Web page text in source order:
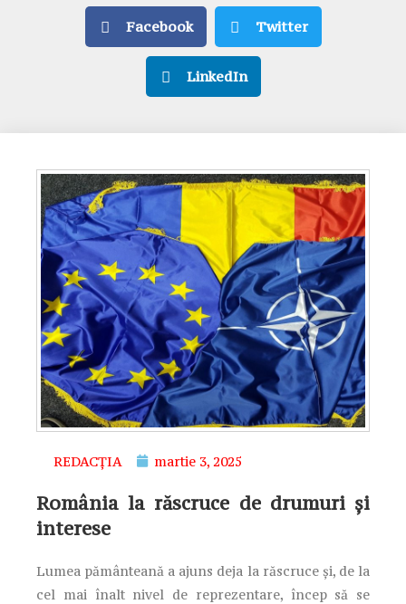
Facebook Twitter
LinkedIn
REDACȚIA martie 3, 2025
România la răscruce de drumuri și
interese
Lumea pământeană a ajuns deja la răscruce și, de la
cel mai înalt nivel de reprezentare, încep să se